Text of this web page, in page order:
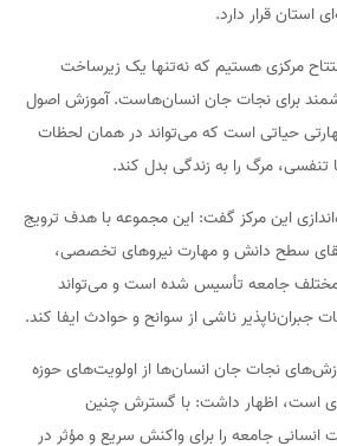
قرار دارد.
مرکزی هستیم که نه‌تنها یک زیرساخت
برای نجات جان انسان‌هاست. آموزش اصول
حیاتی است که می‌تواند در همان لحظات
مرگ را به زندگی بدل کند.
این مرکز گفت: این مجموعه با هدف ترویج
سطح دانش و مهارت نیروهای تخصصی،
مختلف جامعه تأسیس شده است و می‌تواند
ناشی از سوانح و حوادث ایفا کند.
نجات جان انسان‌ها از اولویت‌های حوزه
است، اظهار داشت: با گسترش چنین
جامعه را برای واکنش سریع و مؤثر در